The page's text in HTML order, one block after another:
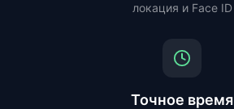
локация и Face ID
Точное время